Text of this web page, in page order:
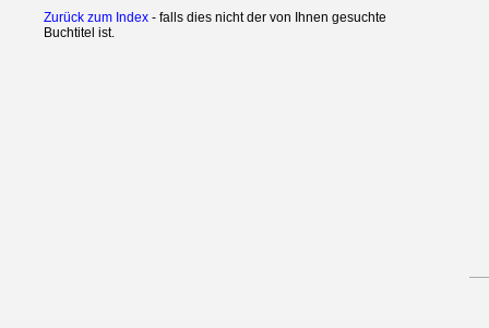
Zurück zum Index - falls dies nicht der von Ihnen gesuchte
Buchtitel ist.